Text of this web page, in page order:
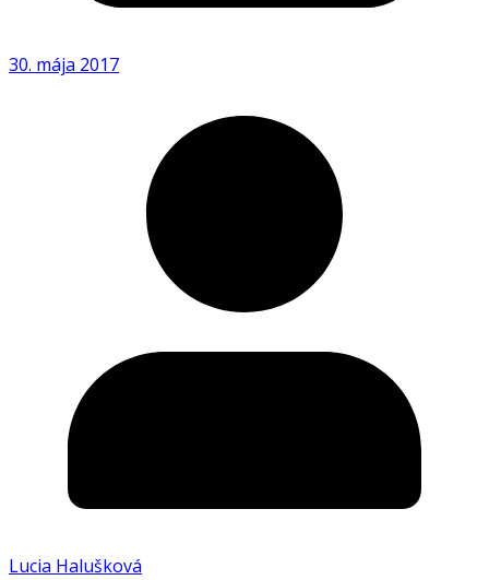
30. mája 2017
Lucia Halušková